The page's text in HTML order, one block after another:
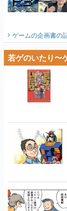
ゲームの企画書の
若ゲのいたり〜